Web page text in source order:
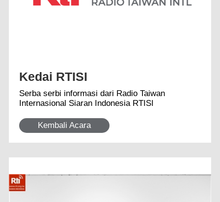
Kedai RTISI
Serba serbi informasi dari Radio Taiwan
Internasional Siaran Indonesia RTISI
Kembali Acara